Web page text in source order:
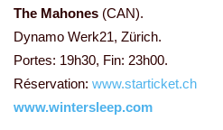
The Mahones (CAN).
Dynamo Werk21, Zürich.
Portes: 19h30, Fin: 23h00.
Réservation: www.starticket.ch
www.wintersleep.com